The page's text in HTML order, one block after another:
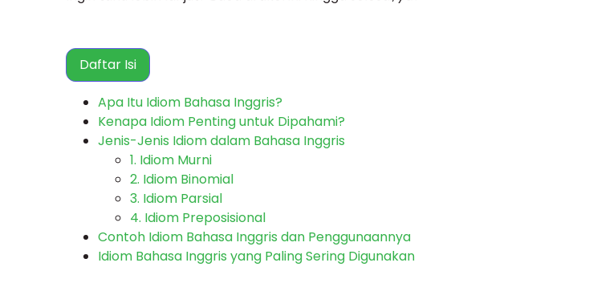
Daftar Isi
Apa Itu Idiom Bahasa Inggris?
Kenapa Idiom Penting untuk Dipahami?
Jenis-Jenis Idiom dalam Bahasa Inggris
1. Idiom Murni
2. Idiom Binomial
3. Idiom Parsial
4. Idiom Preposisional
Contoh Idiom Bahasa Inggris dan Penggunaannya
Idiom Bahasa Inggris yang Paling Sering Digunakan